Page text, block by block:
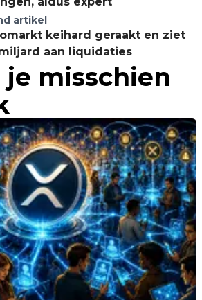
artikel
keihard geraakt en ziet
miljard aan liquidaties
misschien